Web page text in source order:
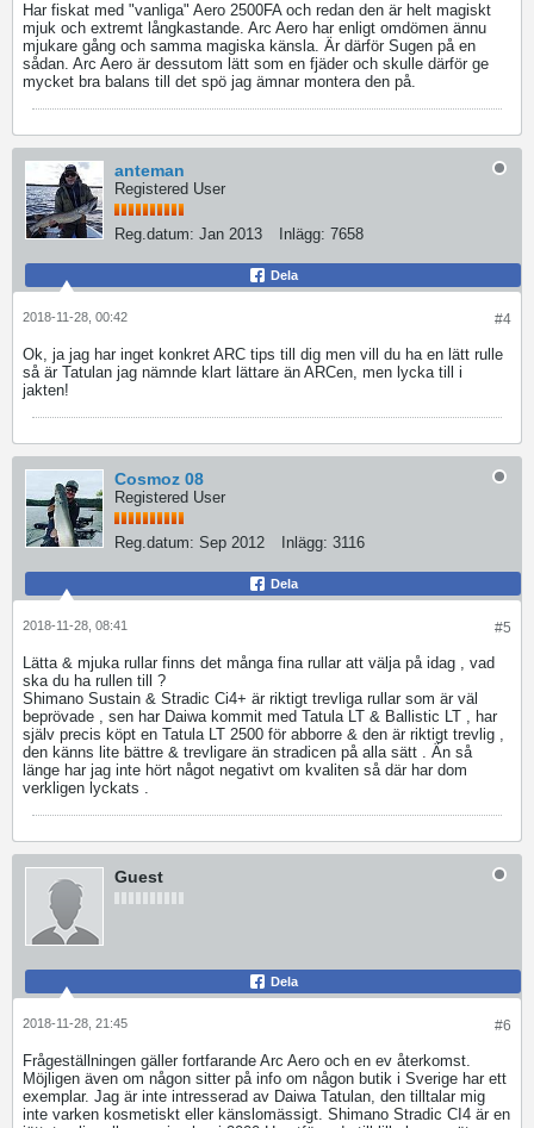
Har fiskat med "vanliga" Aero 2500FA och redan den är helt magiskt
mjuk och extremt långkastande. Arc Aero har enligt omdömen ännu
mjukare gång och samma magiska känsla. Är därför Sugen på en
sådan. Arc Aero är dessutom lätt som en fjäder och skulle därför ge
mycket bra balans till det spö jag ämnar montera den på.
anteman
Registered User
Reg.datum: Jan 2013 Inlägg: 7658
Dela
#4
2018-11-28, 00:42
Ok, ja jag har inget konkret ARC tips till dig men vill du ha en lätt rulle
så är Tatulan jag nämnde klart lättare än ARCen, men lycka till i
jakten!
Cosmoz 08
Registered User
Reg.datum: Sep 2012 Inlägg: 3116
Dela
#5
2018-11-28, 08:41
Lätta & mjuka rullar finns det många fina rullar att välja på idag , vad
ska du ha rullen till ?
Shimano Sustain & Stradic Ci4+ är riktigt trevliga rullar som är väl
beprövade , sen har Daiwa kommit med Tatula LT & Ballistic LT , har
själv precis köpt en Tatula LT 2500 för abborre & den är riktigt trevlig ,
den känns lite bättre & trevligare än stradicen på alla sätt . Än så
länge har jag inte hört något negativt om kvaliten så där har dom
verkligen lyckats .
Guest
Dela
#6
2018-11-28, 21:45
Frågeställningen gäller fortfarande Arc Aero och en ev återkomst.
Möjligen även om någon sitter på info om någon butik i Sverige har ett
exemplar. Jag är inte intresserad av Daiwa Tatulan, den tilltalar mig
inte varken kosmetiskt eller känslomässigt. Shimano Stradic CI4 är en